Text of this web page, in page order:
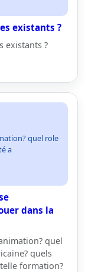
existants ?
existants ?
quel role
a
dans la
quel
quels
formation?